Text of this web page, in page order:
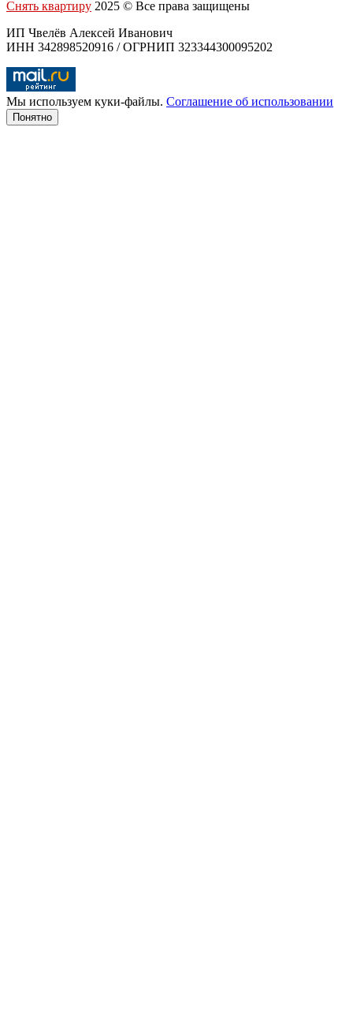
Снять квартиру 2025 © Все права защищены
ИП Чвелёв Алексей Иванович
ИНН 342898520916 / ОГРНИП 323344300095202
Мы используем куки-файлы. Соглашение об использовании
Понятно